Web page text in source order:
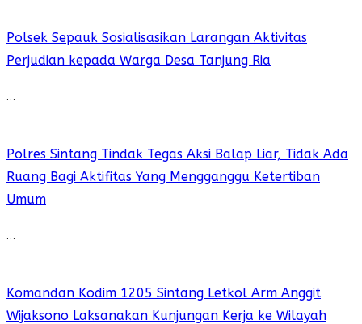
Polsek Sepauk Sosialisasikan Larangan Aktivitas
Perjudian kepada Warga Desa Tanjung Ria
…
Polres Sintang Tindak Tegas Aksi Balap Liar, Tidak Ada
Ruang Bagi Aktifitas Yang Mengganggu Ketertiban
Umum
…
Komandan Kodim 1205 Sintang Letkol Arm Anggit
Wijaksono Laksanakan Kunjungan Kerja ke Wilayah